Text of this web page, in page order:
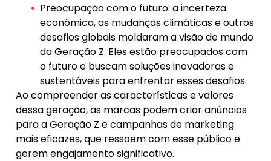
Preocupação com o futuro: a incerteza
econômica, as mudanças climáticas e outros
desafios globais moldaram a visão de mundo
da Geração Z. Eles estão preocupados com
o futuro e buscam soluções inovadoras e
sustentáveis para enfrentar esses desafios.
Ao compreender as características e valores
dessa geração, as marcas podem criar anúncios
para a Geração Z e campanhas de marketing
mais eficazes, que ressoem com esse público e
gerem engajamento significativo.